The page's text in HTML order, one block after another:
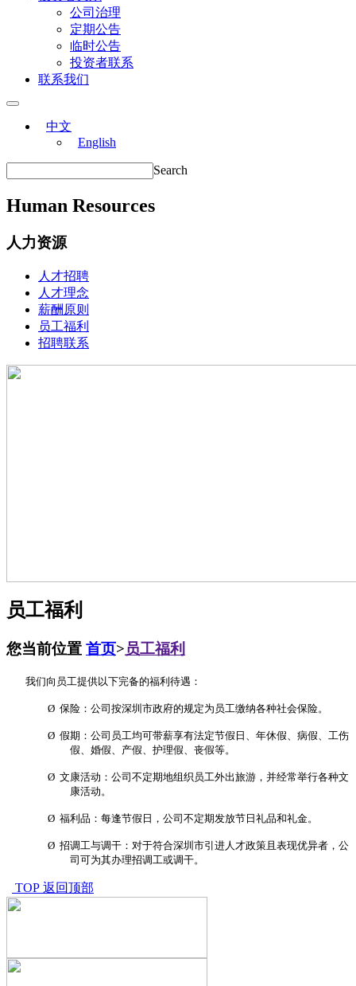
公司治理
定期公告
临时公告
投资者联系
联系我们
中文
English
Search
Human Resources
人力资源
人才招聘
人才理念
薪酬原则
员工福利
招聘联系
员工福利
您当前位置 首页>员工福利
我们向员工提供以下完备的福利待遇：
Ø 保险：公司按深圳市政府的规定为员工缴纳各种社会保险。
Ø 假期：公司员工均可带薪享有法定节假日、年休假、病假、工伤
假、婚假、产假、护理假、丧假等。
Ø 文康活动：公司不定期地组织员工外出旅游，并经常举行各种文
康活动。
Ø 福利品：每逢节假日，公司不定期发放节日礼品和礼金。
Ø 招调工与调干：对于符合深圳市引进人才政策且表现优异者，公
司可为其办理招调工或调干。
TOP 返回顶部